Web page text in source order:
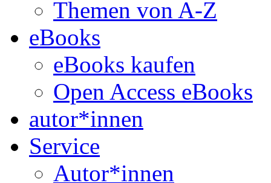
Themen von A-Z
eBooks
eBooks kaufen
Open Access eBooks
autor*innen
Service
Autor*innen